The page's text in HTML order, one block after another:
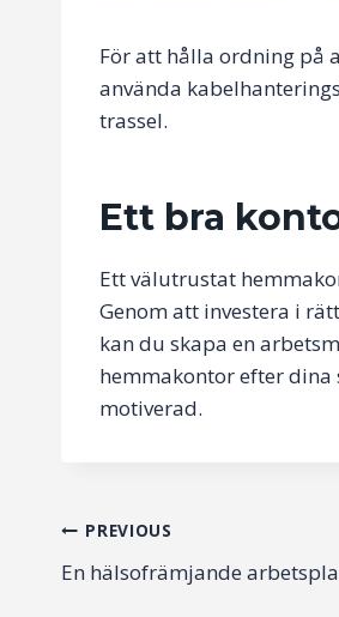
För att hålla ordning på
använda
trassel.
Ett bra
Ett välutrustat
Genom att investera i
kan du skapa en
hemmakontor efter
motiverad.
Post
navigation
PREVIOUS
En hälsofrämjande